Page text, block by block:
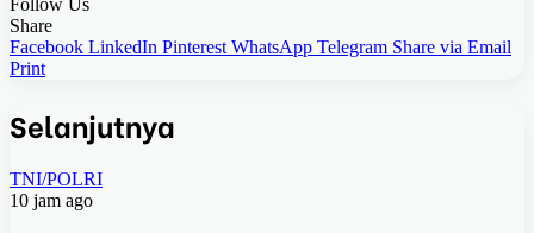
Follow Us
Share
Facebook LinkedIn Pinterest WhatsApp Telegram Share via Email
Print
Selanjutnya
TNI/POLRI
10 jam ago